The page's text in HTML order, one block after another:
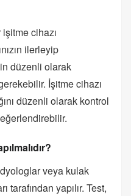
işitme cihazı
ilerleyip
düzenli olarak
İşitme cihazı
düzenli olarak kontrol
veya kulak
tarafından yapılır. Test,